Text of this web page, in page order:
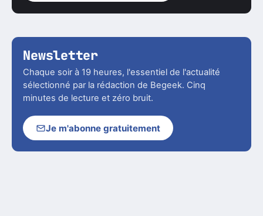
Newsletter
Chaque soir à 19 heures, l'essentiel de l'actualité
sélectionné par la rédaction de Begeek. Cinq
minutes de lecture et zéro bruit.
Je m'abonne gratuitement